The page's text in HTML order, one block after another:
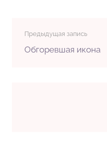
Предыдущая запись
Обгоревшая икона